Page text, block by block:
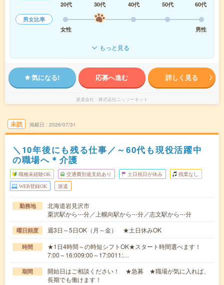
20代
30代 40代 50代
60代
男女比率
女性
男性
もっと見る
気になる! 応募へ進む 詳しく見る
派遣会社 株式会社ニッソーネット
未読 掲載日 2026/07/31
＼10年後にも残る仕事／～60代も現役活躍中
の職場へ＊介護
職種未経験OK 交通費別途支給あり 土日祝日が休み 残業なし
WEB登録OK 派遣
勤務地
北海道岩見沢市
栗沢駅から---分／上幌向駅から---分／志文駅から---分
曜日頻度 週3日～5日OK（月～金） ★土日休みOK
時間
★1日4時間～の時短シフトOK★スタート時間選べます！
7:00～16:009:00～17:0011:…
期間
開始日はご相談ください！ ★急募 ★職場が気に入れば、
長期でも働けます！